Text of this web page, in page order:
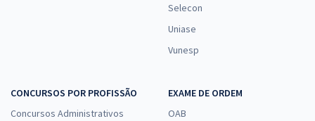
Selecon
Uniase
Vunesp
CONCURSOS POR PROFISSÃO
Concursos Administrativos
EXAME DE ORDEM
OAB